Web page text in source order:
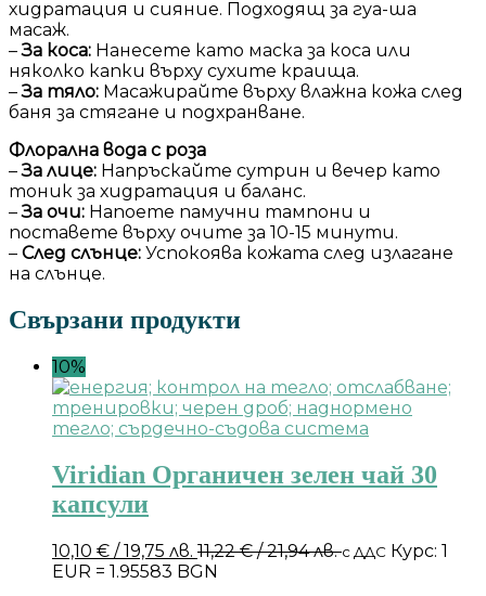
хидратация и сияние. Подходящ за гуа-ша
масаж.
–За коса: Нанесете като маска за коса или
няколко капки върху сухите краища.
–За тяло: Масажирайте върху влажна кожа след
баня за стягане и подхранване.
Флорална вода с роза
–За лице: Напръскайте сутрин и вечер като
тоник за хидратация и баланс.
–За очи: Напоете памучни тампони и
поставете върху очите за 10-15 минути.
– След слънце: Успокоява кожата след излагане
на слънце.
Свързани продукти
10%
Viridian Органичен зелен чай 30
капсули
10,10 € / 19,75 лв. 11,22€/ 21,94 лв.с ДДС Курс: 1
EUR = 1.95583 BGN